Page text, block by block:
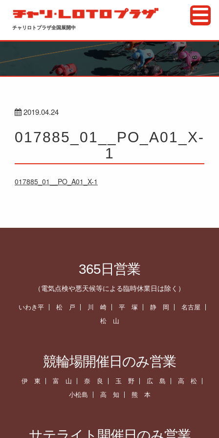
チャリロトプラザ全国展開中
2019.04.24
017885_01__PO_A01_X-
1
017885_01__PO_A01_X-1
365日営業
（電気点検や悪天候等による臨時休業日は除く）
いわき平 松 戸 川 崎 平 塚 静 岡
名古屋
松 山
競輪場開催日のみ営業
伊 東 富 山 奈 良 玉 野 広 島
高 松
小松島
高 知 熊 本